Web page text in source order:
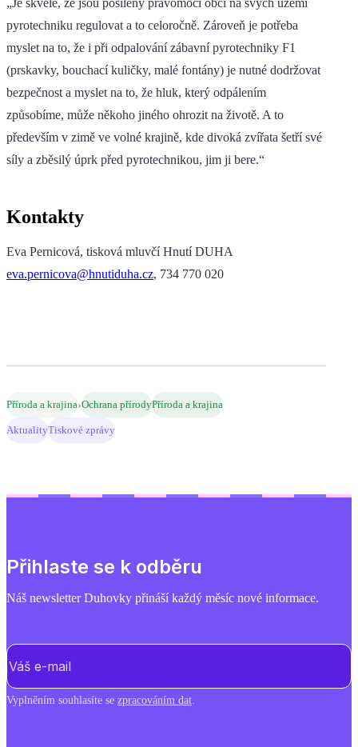
„Je skvělé, že jsou posíleny pravomoci obcí na svých území
pyrotechniku regulovat a to celoročně. Zároveň je potřeba
myslet na to, že i při odpalování zábavní pyrotechniky F1
(prskavky, bouchací kuličky, malé fontány) je nutné dodržovat
bezpečnost a myslet na to, že hluk, který odpálením
způsobíme, může někoho jiného ohrozit na životě. A to
především v zimě ve volné krajině, kde divoká zvířata šetří své
síly a zběsilý úprk před pyrotechnikou, jim ji bere.“
Kontakty
Eva Pernicová, tisková mluvčí Hnutí DUHA
eva.pernicova@hnutiduha.cz, 734 770 020
Příroda a krajina›Ochrana přírodyPříroda a krajina
AktualityTiskové zprávy
Přihlaste se k odběru
Náš newsletter Duhovky přináší každý měsíc nové informace.
E-mail
Vyplněním souhlasíte se zpracováním dat.